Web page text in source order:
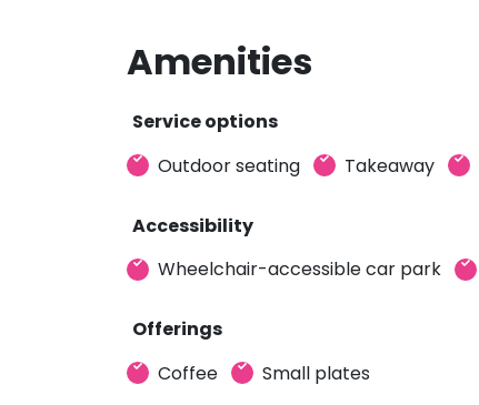
Amenities
Service options
Outdoor seating
Takeaway
Accessibility
Wheelchair-accessible car park
Offerings
Coffee
Small plates